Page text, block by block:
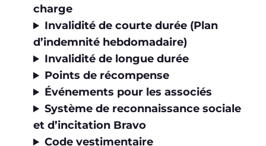
charge
Invalidité de courte durée (Plan
d’indemnité hebdomadaire)
Invalidité de longue durée
Points de récompense
Événements pour les associés
Système de reconnaissance sociale
et d’incitation Bravo
Code vestimentaire